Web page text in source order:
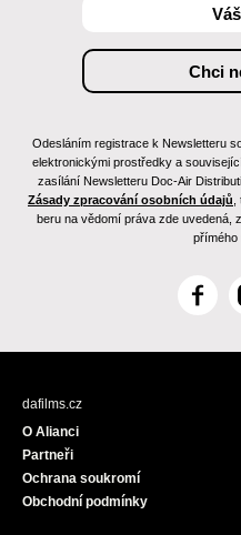
Odesláním registrace k Newsletteru
elektronickými prostředky a
zasílání Newsletteru Doc-Air
Zásady zpracování osobních údajů
beru na vědomí práva zde uvedená,
přímého
F
c
dafilms.cz
O Alianci
Partneři
Ochrana soukromí
Obchodní podmínky